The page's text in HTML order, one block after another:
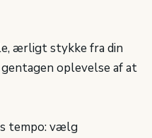
ærligt stykke fra din
oplevelse af at
tempo: vælg